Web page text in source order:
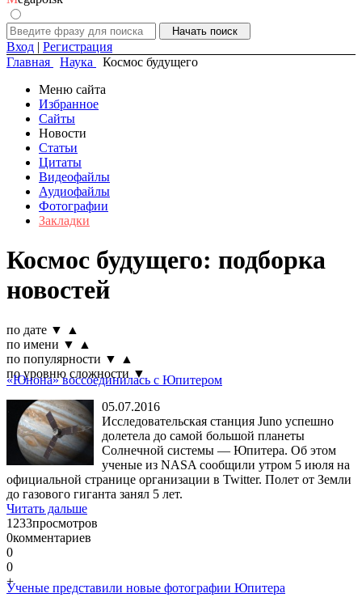
Вход | Регистрация
Главная
Наука
Космос будущего
Меню сайта
Избранное
Сайты
Новости
Статьи
Цитаты
Видеофайлы
Аудиофайлы
Фотографии
Закладки
Космос будущего: подборка
новостей
по дате ▼
▲
по имени ▼
▲
по популярности ▼
▲
по уровню сложности ▼
«Юнона» воссоединилась с Юпитером
05.07.2016
Исследовательская станция Juno успешно
долетела до самой большой планеты
Солнечной системы — Юпитера. Об этом
ученые из NASA сообщили утром 5 июля на
официальной странице организации в Twitter. Полет от Земли
до газового гиганта занял 5 лет.
Читать дальше
1233просмотров
0комментариев
0
0
+
Ученые представили новые фотографии Юпитера